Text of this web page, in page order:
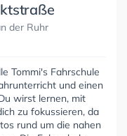
der Ruhr
Tommi's Fahrschule
und einen
wirst lernen, mit
zu fokussieren, da
rund um die nahen